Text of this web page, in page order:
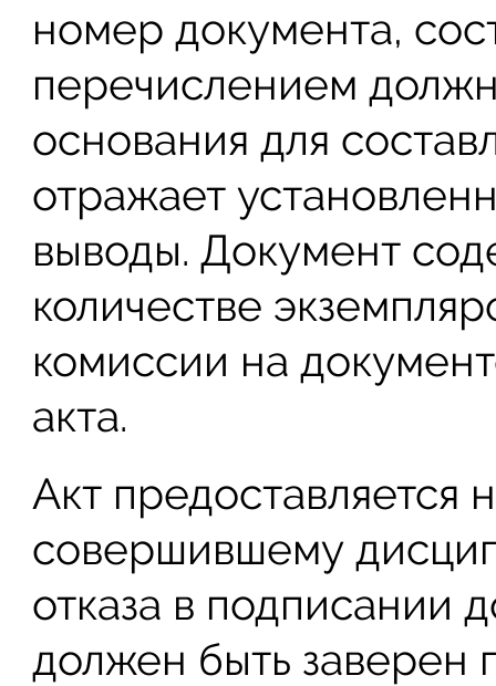
номер документа,
перечислением
основания для
отражает
выводы. Документ
количестве
комиссии на
акта.
Акт предоставляется
совершившему
отказа в подписании
должен быть заверен